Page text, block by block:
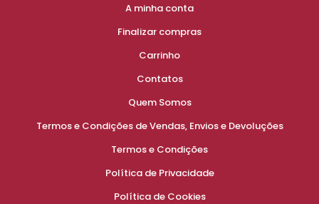
A minha conta
Finalizar compras
Carrinho
Contatos
Quem Somos
Termos e Condições de Vendas, Envios e Devoluções
Termos e Condições
Política de Privacidade
Política de Cookies